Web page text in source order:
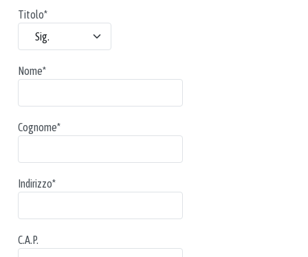
Titolo*
Nome*
Cognome*
Indirizzo*
C.A.P.